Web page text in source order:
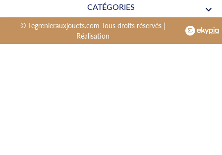
CATÉGORIES
© Legrenierauxjouets.com Tous droits réservés |
Réalisation